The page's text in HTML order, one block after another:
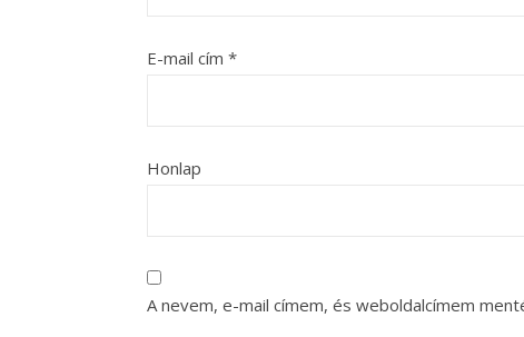
E-mail cím *
Honlap
A nevem, e-mail címem, és weboldalcímem